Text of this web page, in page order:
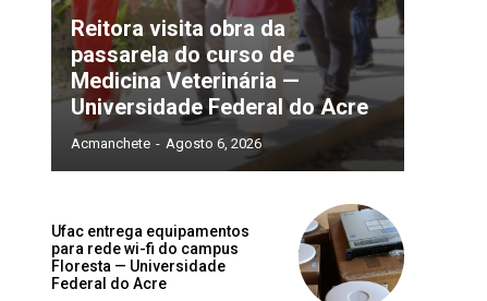
Reitora visita obra da
passarela do curso de
Medicina Veterinária —
Universidade Federal do Acre
Acmanchete - Agosto 6, 2026
Ufac entrega equipamentos
para rede wi-fi do campus
Floresta — Universidade
Federal do Acre